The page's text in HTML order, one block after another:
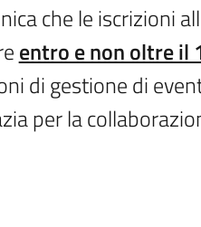
che le iscrizioni
entro e non oltre il
di gestione di
per la